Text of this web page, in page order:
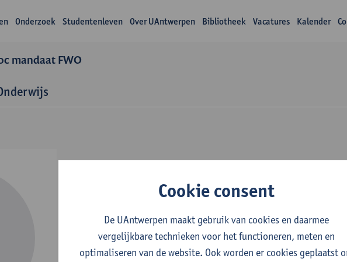
Onderzoek Studentenleven Over UAntwerpen Bibliotheek Vacatures Kalender
mandaat FWO
Over Femke
Cookie consent
De UAntwerpen maakt gebruik van cookies en daarmee
vergelijkbare technieken voor het functioneren, meten en
optimaliseren van de website. Ook worden er cookies geplaatst